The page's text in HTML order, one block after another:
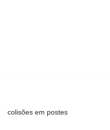
colisões em postes